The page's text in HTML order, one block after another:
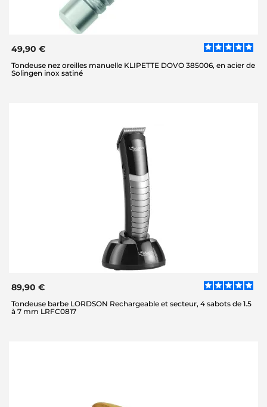
49,90 €
Tondeuse nez oreilles manuelle KLIPETTE DOVO 385006, en acier de
Solingen inox satiné
89,90 €
Tondeuse barbe LORDSON Rechargeable et secteur, 4 sabots de 1.5
à 7 mm LRFC0817